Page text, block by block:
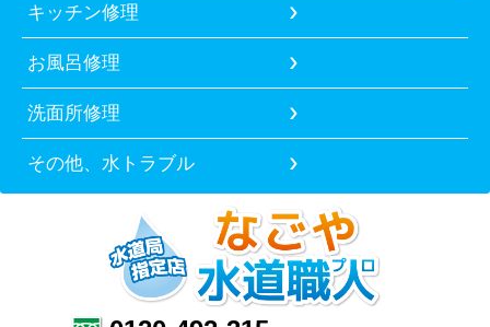
キッチン修理
お風呂修理
洗面所修理
その他、水トラブル